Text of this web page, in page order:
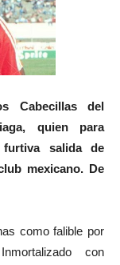
Cabecillas del
quien para
furtiva salida de
mexicano. De
como falible por
con